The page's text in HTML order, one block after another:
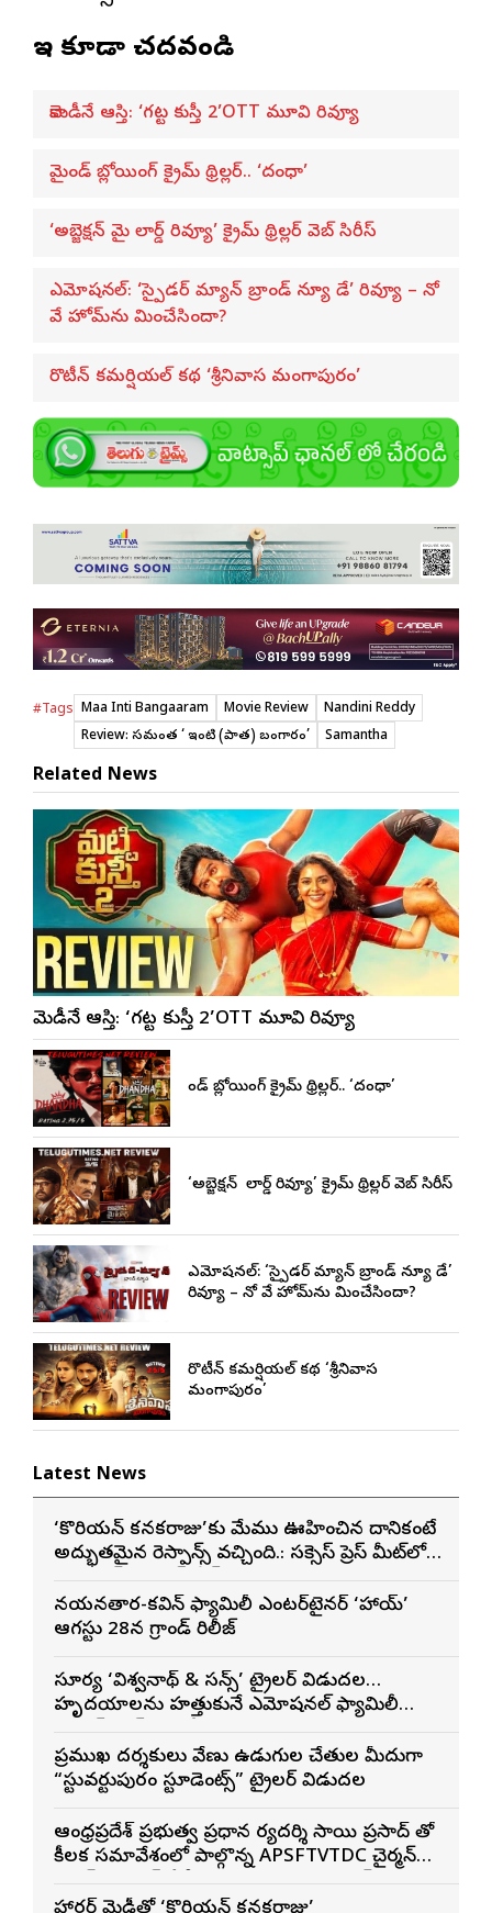
ఇవి కూడా చదవండి
కామెడీనే ఆస్తి: ‘గట్ట కుస్తీ 2’OTT మూవి రివ్యూ
మైండ్ బ్లోయింగ్ క్రైమ్ థ్రిల్లర్.. ‘దంధా’
‘అబ్జెక్ష‌న్ మై లార్డ్ రివ్యూ’ క్రైమ్ థ్రిల్ల‌ర్ వెబ్ సిరీస్
ఎమోష‌న‌ల్‌: ‘స్పైడర్ మ్యాన్ బ్రాండ్ న్యూ డే’ రివ్యూ – నో
వే హోమ్‌ను మించేసిందా?
రొటీన్‌ కమర్షియల్‌ కథ ‘శ్రీనివాస మంగాపురం’
#Tags Maa Inti Bangaaram Movie Review
Nandini Reddy
Review: సమంత ‘మా ఇంటి (పాత) బంగారం’
Samantha
Related News
కామెడీనే ఆస్తి: ‘గట్ట కుస్తీ 2’OTT మూవి రివ్యూ
మైండ్ బ్లోయింగ్ క్రైమ్ థ్రిల్లర్.. ‘దంధా’
‘అబ్జెక్ష‌న్ మై లార్డ్ రివ్యూ’ క్రైమ్ థ్రిల్ల‌ర్ వెబ్ సిరీస్
ఎమోష‌న‌ల్‌: ‘స్పైడర్ మ్యాన్ బ్రాండ్ న్యూ డే’
రివ్యూ – నో వే హోమ్‌ను మించేసిందా?
రొటీన్‌ కమర్షియల్‌ కథ ‘శ్రీనివాస
మంగాపురం’
Latest News
‘కొరియన్ కనకరాజు’కు మేము ఊహించిన దానికంటే
అద్భుతమైన రెస్పాన్స్ వచ్చింది.: సక్సెస్ ప్రెస్ మీట్‌లో
నయనతార-కవిన్ ఫ్యామిలీ ఎంటర్‌టైనర్ ‘హాయ్’
ఆగస్టు 28న గ్రాండ్ రిలీజ్
సూర్య ‘విశ్వనాథ్ & సన్స్’ ట్రైలర్ విడుదల…
హృదయాలను హత్తుకునే ఎమోషనల్ ఫ్యామిలీ
ప్రముఖ దర్శకులు వేణు ఉడుగుల చేతుల మీదుగా
“స్టువర్టుపురం స్టూడెంట్స్” ట్రైలర్ విడుదల
ఆంధ్రప్రదేశ్ ప్రభుత్వ ప్రధాన కార్యదర్శి సాయి ప్రసాద్ తో
కీలక సమావేశంలో పాల్గొన్న APSFTVTDC చైర్మన్
శాఖల అధికారులు